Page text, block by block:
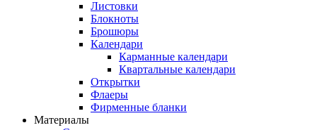
Листовки
Блокноты
Брошюры
Календари
Карманные календари
Квартальные календари
Открытки
Флаеры
Фирменные бланки
Материалы